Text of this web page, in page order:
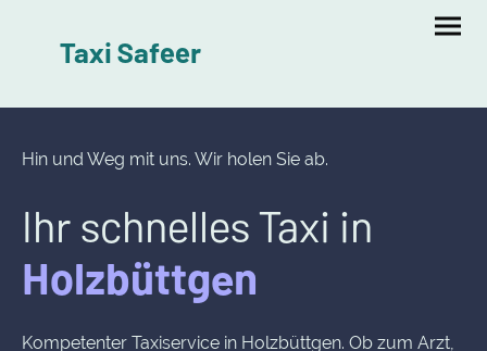
Taxi Safeer
Hin und Weg mit uns. Wir holen Sie ab.
Ihr schnelles Taxi in
Holzbüttgen
Kompetenter Taxiservice in Holzbüttgen. Ob zum Arzt,